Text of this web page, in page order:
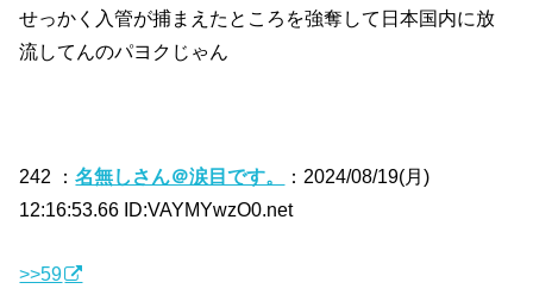
せっかく入管が捕まえたところを強奪して日本国内に放
流してんのパヨクじゃん
242 ：名無しさん＠涙目です。
：2024/08/19(月)
12:16:53.66 ID:VAYMYwzO0.net
>>59